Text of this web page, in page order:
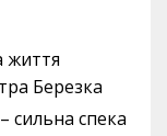
життя
Березка
сильна спека